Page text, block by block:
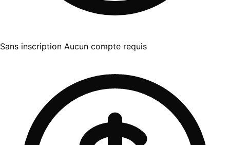
Sans inscription Aucun compte requis